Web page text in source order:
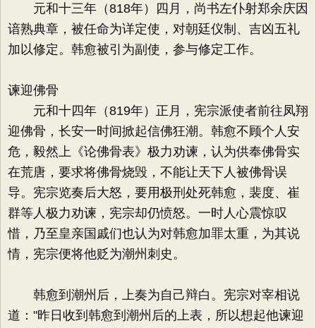
元和十三年（818年）四月，尚书左仆射郑余庆因
谙熟典章，被任命为详定使，对朝廷仪制、吉凶五礼
加以修定。韩愈被引为副使，参与修定工作。
谏迎佛骨
元和十四年（819年）正月，宪宗派使者前往凤翔
迎佛骨，长安一时间掀起信佛狂潮。韩愈不顾个人安
危，毅然上《论佛骨表》极力劝谏，认为供奉佛骨实
在荒唐，要求将佛骨烧毁，不能让天下人被佛骨误
导。宪宗览奏后大怒，要用极刑处死韩愈，裴度、崔
群等人极力劝谏，宪宗却仍愤怒。一时人心震惊叹
惜，乃至皇亲国戚们也认为对韩愈加罪太重，为其说
情，宪宗便将他贬为潮州刺史。
韩愈到潮州后，上奏为自己辩白。宪宗对宰相说
道："昨日收到韩愈到潮州后的上表，所以想起他谏迎